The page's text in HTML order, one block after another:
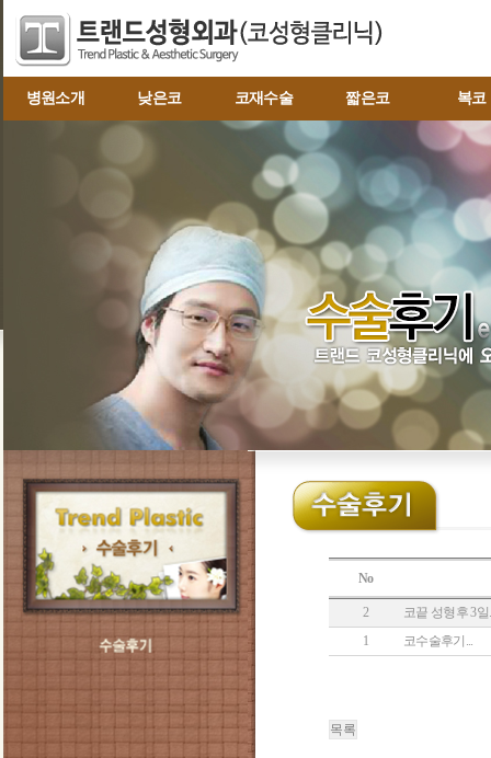
병원소개 낮은코 코재수술 짧은코 복코
No
2
코끝 성형후 3일
1
코수술후기...